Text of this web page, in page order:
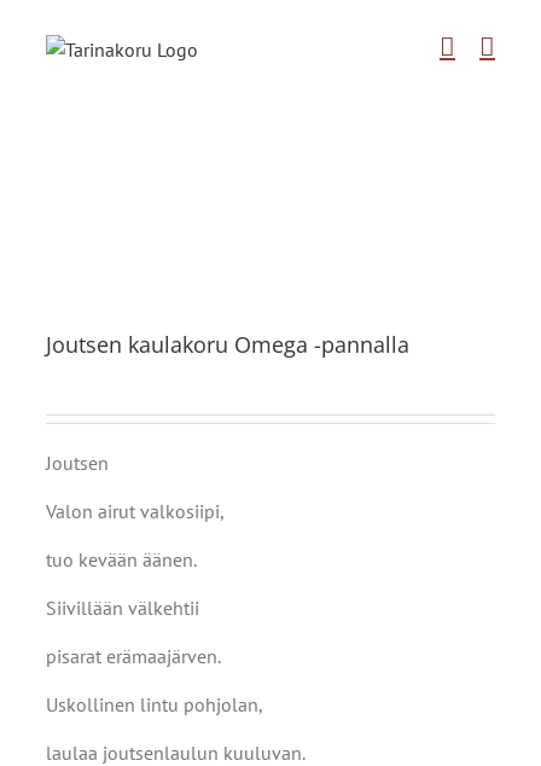
Joutsen kaulakoru Omega -pannalla
Joutsen
Valon airut valkosiipi,
tuo kevään äänen.
Siivillään välkehtii
pisarat erämaajärven.
Uskollinen lintu pohjolan,
laulaa joutsenlaulun kuuluvan.